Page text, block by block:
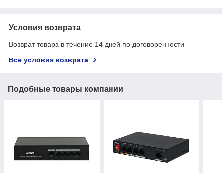
Условия возврата
Возврат товара в течение 14 дней по договоренности
Все условия возврата
Подобные товары компании